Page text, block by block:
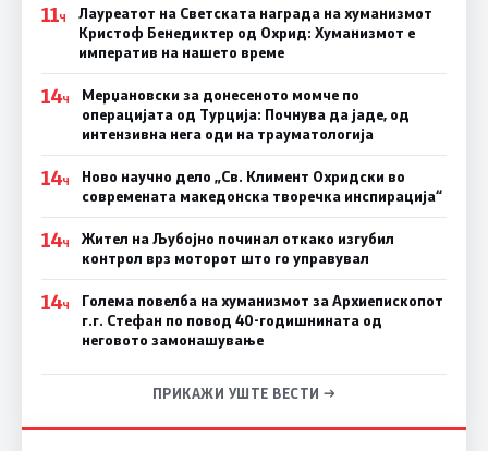
11Ч
Лауреатот на Светската награда на хуманизмот
Кристоф Бенедиктер од Охрид: Хуманизмот е
императив на нашето време
14Ч
Мерџановски за донесеното момче по
операцијата од Турција: Почнува да јаде, од
интензивна нега оди на трауматологија
14Ч
Ново научно дело „Св. Климент Охридски во
современата македонска творечка инспирација“
14Ч
Жител на Љубојно починал откако изгубил
контрол врз моторот што го управувал
14Ч
Голема повелба на хуманизмот за Архиепископот
г.г. Стефан по повод 40-годишнината од
неговото замонашување
ПРИКАЖИ УШТЕ ВЕСТИ →